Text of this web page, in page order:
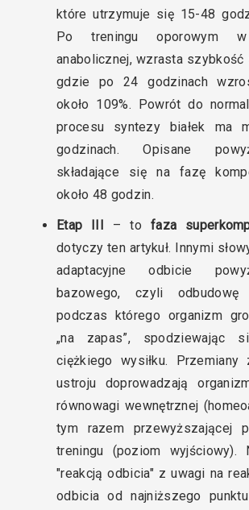
które utrzymuje się 15-48
Po treningu oporowym
anabolicznej, wzrasta szybkość
gdzie po 24 godzinach
około 109%. Powrót do
procesu syntezy białek ma
godzinach. Opisane
składające się na fazę
około 48 godzin.
Etap III – to faza
dotyczy ten artykuł. Innymi
adaptacyjne odbicie
bazowego, czyli
podczas którego organizm
„na zapas”, spodziewając
ciężkiego wysiłku. Przemiany
ustroju doprowadzają
równowagi wewnętrznej
tym razem przewyższającej
treningu (poziom wyjściowy).
"reakcją odbicia" z uwagi na
odbicia od najniższego